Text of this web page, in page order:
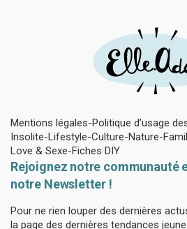
Mentions légales Politique d’usage
Insolite Lifestyle Culture Nature
Love & Sexe Fiches DIY
Rejoignez notre communauté
notre Newsletter !
Pour ne rien louper des dernières
la page des dernières tendances